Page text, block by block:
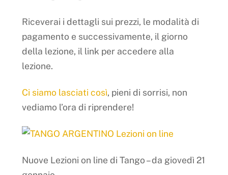
Riceverai i dettagli sui prezzi, le modalità di
pagamento e successivamente, il giorno
della lezione, il link per accedere alla
lezione.
Ci siamo lasciati così, pieni di sorrisi, non
vediamo l’ora di riprendere!
Nuove Lezioni on line di Tango – da giovedì 21